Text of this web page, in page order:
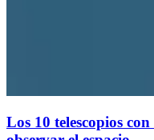
Los 10 telescopios